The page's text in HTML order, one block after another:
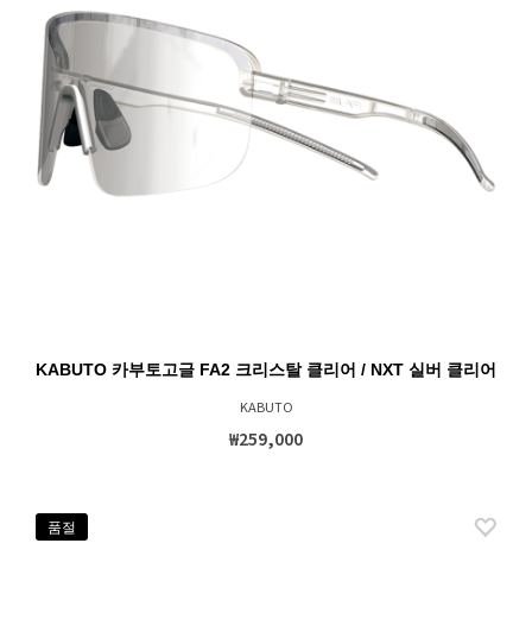
KABUTO 카부토고글 FA2 크리스탈 클리어 / NXT 실버 클리어
KABUTO
₩259,000
품절